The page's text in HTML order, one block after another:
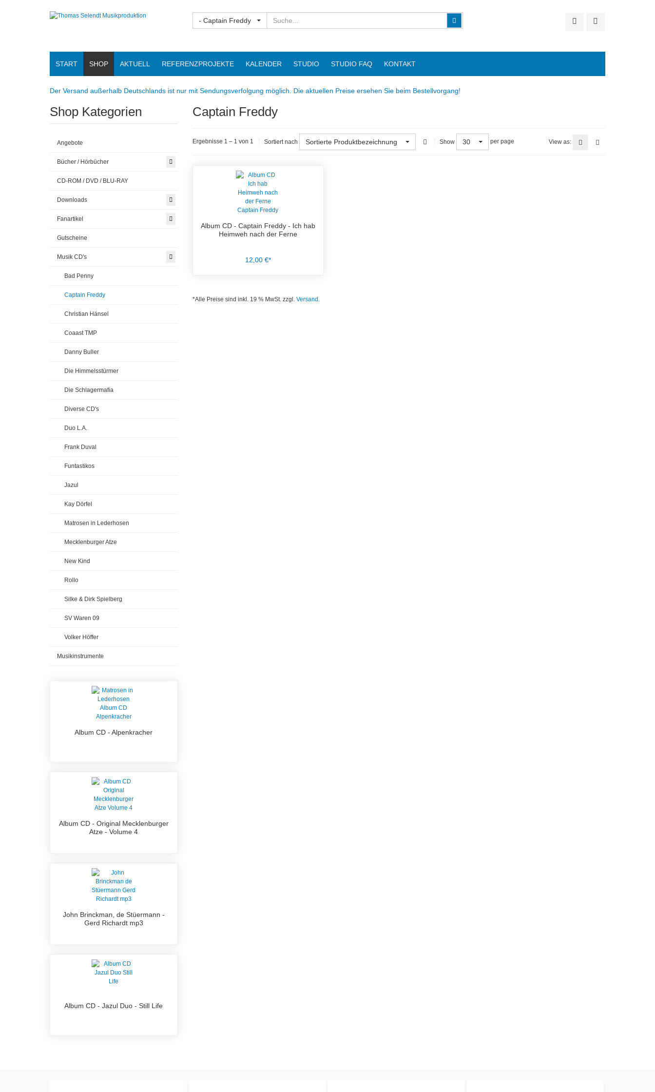
- Captain Freddy Suchen
START SHOP AKTUELL REFERENZPROJEKTE KALENDER STUDIO STUDIO FAQ KONTAKT
Der Versand außerhalb Deutschlands ist nur mit Sendungsverfolgung möglich. Die aktuellen Preise ersehen Sie beim Bestellvorgang!
Captain Freddy
Ergebnisse 1 – 1 von 1 Sortiert nach Sortierte Produktbezeichnung Show 30 per page View as:
Album CD - Captain Freddy - Ich hab
Heimweh nach der Ferne
12,00 €*
*Alle Preise sind inkl. 19 % MwSt. zzgl. Versand.
Shop Kategorien
Angebote
Bücher / Hörbücher
CD-ROM / DVD / BLU-RAY
Downloads
Fanartikel
Gutscheine
Musik CD's
Bad Penny
Captain Freddy
Christian Hänsel
Coaast TMP
Danny Buller
Die Himmelsstürmer
Die Schlagermafia
Diverse CD's
Duo L.A.
Frank Duval
Funtastikos
Jazul
Kay Dörfel
Matrosen in Lederhosen
Mecklenburger Atze
New Kind
Rollo
Silke & Dirk Spielberg
SV Waren 09
Volker Höffer
Musikinstrumente
Album CD - Alpenkracher
Album CD - Original Mecklenburger
Atze - Volume 4
John Brinckman, de Stüermann -
Gerd Richardt mp3
Album CD - Jazul Duo - Still Life